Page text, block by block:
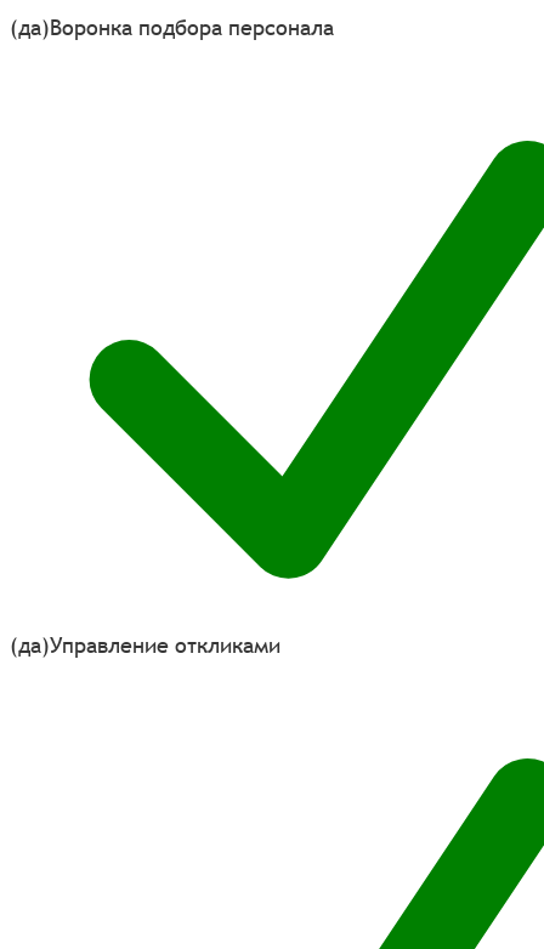
(да)Воронка подбора персонала
(да)Управление откликами